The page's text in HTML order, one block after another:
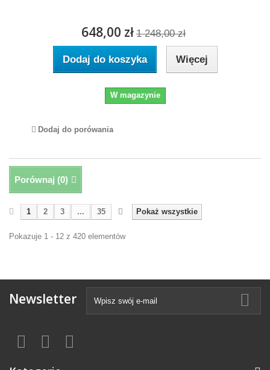
648,00 zł 1 248,00 zł
Dodaj do koszyka Więcej
W magazynie
Dodaj do porówania
Porównaj (0)
Pokaż wszystkie
1 2 3 ... 35
Pokazuje 1 - 12 z 420 elementów
Newsletter